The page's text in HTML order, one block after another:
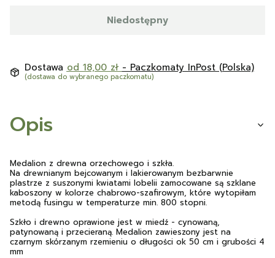
Niedostępny
Dostawa od 18,00 zł - Paczkomaty InPost (Polska)
(dostawa do wybranego paczkomatu)
Opis
Medalion z drewna orzechowego i szkła.
Na drewnianym bejcowanym i lakierowanym bezbarwnie
plastrze z suszonymi kwiatami lobelii zamocowane są szklane
kaboszony w kolorze chabrowo-szafirowym, które wytopiłam
metodą fusingu w temperaturze min. 800 stopni.
Szkło i drewno oprawione jest w miedź - cynowaną,
patynowaną i przecieraną. Medalion zawieszony jest na
czarnym skórzanym rzemieniu o długości ok 50 cm i grubości 4
mm